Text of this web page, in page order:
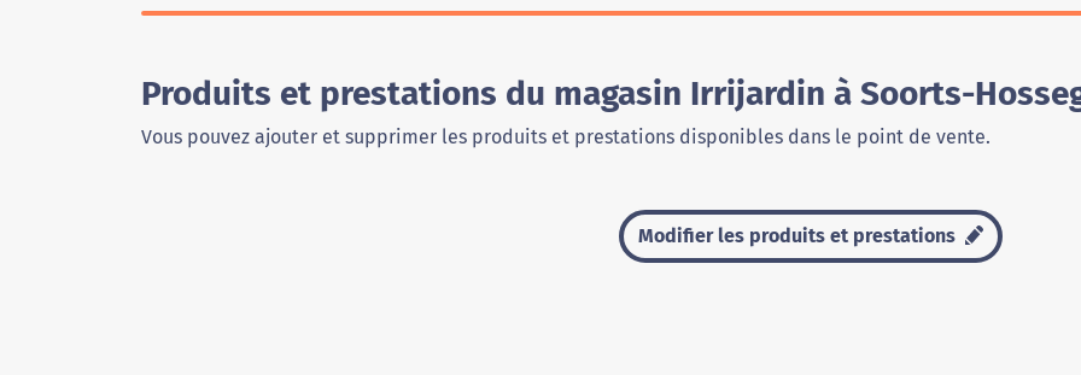
Produits et prestations du magasin Irrijardin à Soorts-
Vous pouvez ajouter et supprimer les produits et prestations disponibles dans le point de vente.
Modifier les produits et prestations